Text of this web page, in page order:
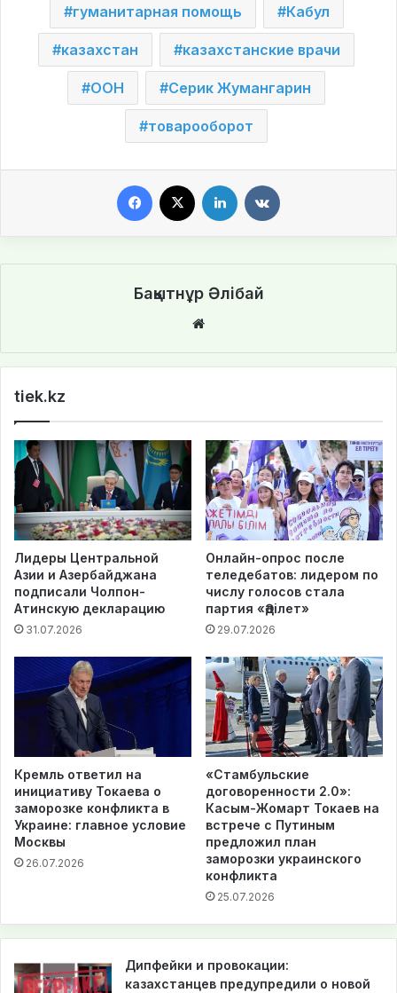
гуманитарная помощь Кабул
казахстан казахстанские врачи
ООН Серик Жумангарин
товарооборот
Бақытнұр Әлібай
te
tiek.kz
Лидеры Центральной
Азии и Азербайджана
подписали Чолпон-
Атинскую декларацию
31.07.2026
Онлайн-опрос после
теледебатов: лидером по
числу голосов стала
партия «Әділет»
29.07.2026
Кремль ответил на
инициативу Токаева о
заморозке конфликта в
Украине: главное условие
Москвы
26.07.2026
«Стамбульские
договоренности 2.0»:
Касым-Жомарт Токаев на
встрече с Путиным
предложил план
заморозки украинского
конфликта
25.07.2026
Дипфейки и провокации:
казахстанцев предупредили о новой